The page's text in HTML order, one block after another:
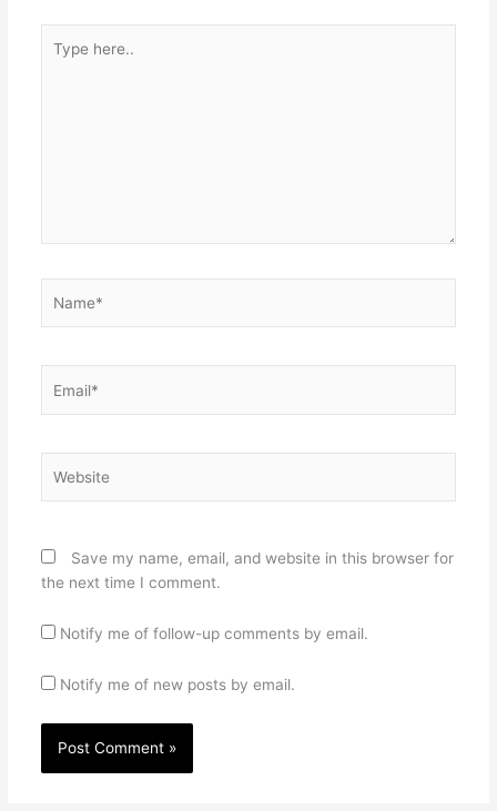
here..
Save my name, email, and website in this browser for
the next time I comment.
Notify me of follow-up comments by email.
Notify me of new posts by email.